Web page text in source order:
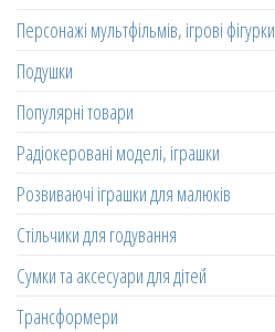
Персонажі мультфільмів, ігрові фігурки
Подушки
Популярні товари
Радіокеровані моделі, іграшки
Розвиваючі іграшки для малюків
Стільчики для годування
Сумки та аксесуари для дітей
Трансформери